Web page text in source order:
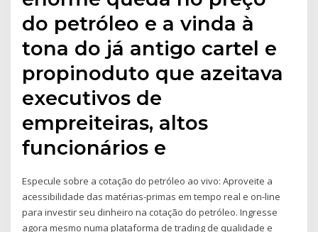
do petróleo e a vinda à
tona do já antigo cartel e
propinoduto que azeitava
executivos de
empreiteiras, altos
funcionários e
Especule sobre a cotação do petróleo ao vivo: Aproveite a
acessibilidade das matérias-primas em tempo real e on-line
para investir seu dinheiro na cotação do petróleo. Ingresse
agora mesmo numa plataforma de trading de qualidade e